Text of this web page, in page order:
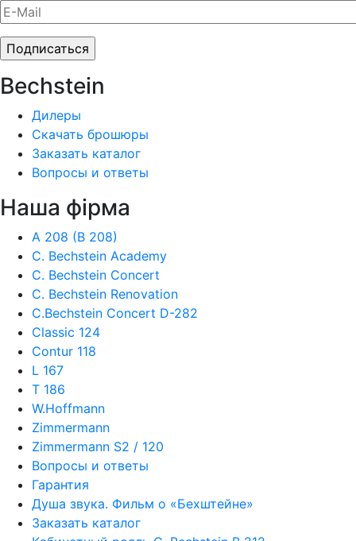
Bechstein
Дилеры
Скачать брошюры
Заказать каталог
Вопросы и ответы
Наша фiрма
A 208 (B 208)
C. Bechstein Academy
C. Bechstein Concert
C. Bechstein Renovation
C.Bechstein Concert D-282
Classic 124
Contur 118
L 167
T 186
W.Hoffmann
Zimmermann
Zimmermann S2 / 120
Вопросы и ответы
Гарантия
Душа звука. Фильм о «Бехштейне»
Заказать каталог